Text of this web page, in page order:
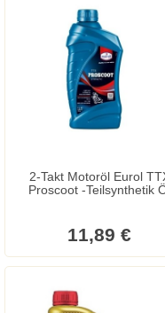
2-Takt Motoröl Eurol
Proscoot -Teilsynthetik
11,89 €